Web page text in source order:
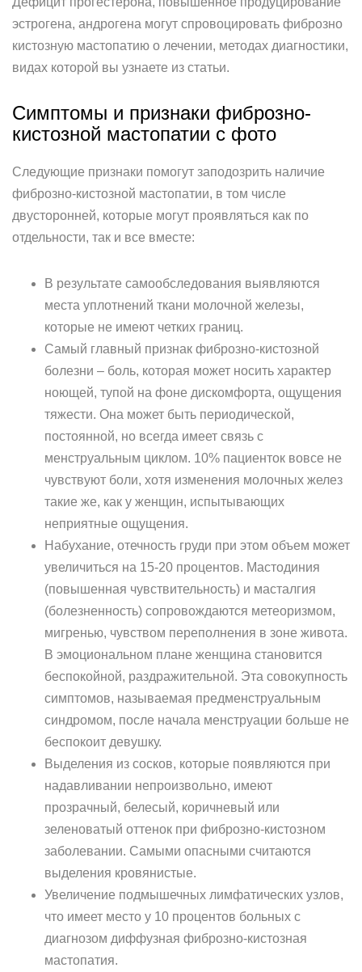
эстрогена, андрогена могут спровоцировать фиброзно
кистозную мастопатию о лечении, методах диагностики,
видах которой вы узнаете из статьи.
Симптомы и признаки фиброзно-
кистозной мастопатии с фото
Следующие признаки помогут заподозрить наличие
фиброзно-кистозной мастопатии, в том числе
двусторонней, которые могут проявляться как по
отдельности, так и все вместе:
В результате самообследования выявляются
места уплотнений ткани молочной железы,
которые не имеют четких границ.
Самый главный признак фиброзно-кистозной
болезни – боль, которая может носить характер
ноющей, тупой на фоне дискомфорта, ощущения
тяжести. Она может быть периодической,
постоянной, но всегда имеет связь с
менструальным циклом. 10% пациенток вовсе не
чувствуют боли, хотя изменения молочных желез
такие же, как у женщин, испытывающих
неприятные ощущения.
Набухание, отечность груди при этом объем может
увеличиться на 15-20 процентов. Мастодиния
(повышенная чувствительность) и масталгия
(болезненность) сопровождаются метеоризмом,
мигренью, чувством переполнения в зоне живота.
В эмоциональном плане женщина становится
беспокойной, раздражительной. Эта совокупность
симптомов, называемая предменструальным
синдромом, после начала менструации больше не
беспокоит девушку.
Выделения из сосков, которые появляются при
надавливании непроизвольно, имеют
прозрачный, белесый, коричневый или
зеленоватый оттенок при фиброзно-кистозном
заболевании. Самыми опасными считаются
выделения кровянистые.
Увеличение подмышечных лимфатических узлов,
что имеет место у 10 процентов больных с
диагнозом диффузная фиброзно-кистозная
мастопатия.